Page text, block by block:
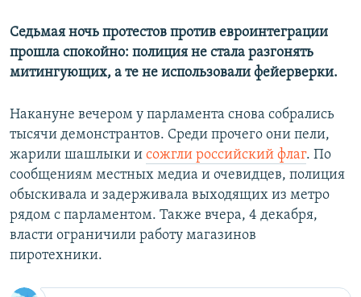
Седьмая ночь протестов против евроинтеграции
прошла спокойно: полиция не стала разгонять
митингующих, а те не использовали фейерверки.
Накануне вечером у парламента снова собрались
тысячи демонстрантов. Среди прочего они пели,
жарили шашлыки и сожгли российский флаг. По
сообщениям местных медиа и очевидцев, полиция
обыскивала и задерживала выходящих из метро
рядом с парламентом. Также вчера, 4 декабря,
власти ограничили работу магазинов
пиротехники.